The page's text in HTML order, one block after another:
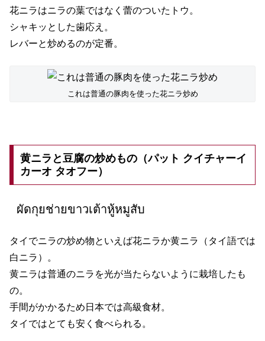
花ニラはニラの葉ではなく蕾のついたトウ。
シャキッとした歯応え。
レバーと炒めるのが定番。
これは普通の豚肉を使った花ニラ炒め
黄ニラと豆腐の炒めもの（パット クイチャーイ
カーオ タオフー）
ผัดกุยช่ายขาวเต้าหู้หมูสับ
タイでニラの炒め物といえば花ニラか黄ニラ（タイ語では
白ニラ）。
黄ニラは普通のニラを光が当たらないように栽培したも
の。
手間がかかるため日本では高級食材。
タイではとても安く食べられる。